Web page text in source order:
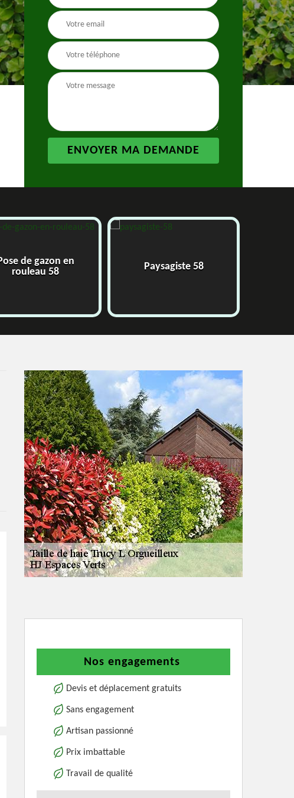
en
58
Paysagiste 58
Nos engagements
Devis et déplacement gratuits
Sans engagement
Artisan passionné
Prix imbattable
Travail de qualité